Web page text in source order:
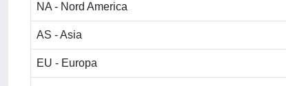
NA - Nord America
AS - Asia
EU - Europa